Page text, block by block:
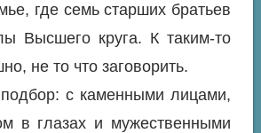
где семь старших братьев
Высшего круга. К таким-то
не то что заговорить.
с каменными лицами,
в глазах и мужественными